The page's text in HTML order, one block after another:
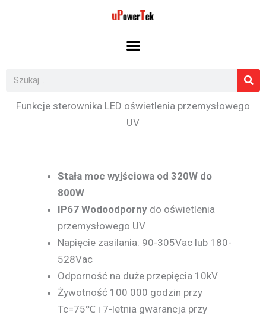
Szukaj
Funkcje sterownika LED oświetlenia przemysłowego
UV
Stała moc wyjściowa od 320W do
800W
IP67 Wodoodpornydo oświetlenia
przemysłowego UV
Napięcie zasilania: 90-305Vac lub 180-
528Vac
Odporność na duże przepięcia 10kV
Żywotność 100 000 godzin przy
Tc=75℃ i 7-letnia gwarancja przy